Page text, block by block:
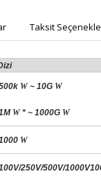
Taksit
W~ 10G W
W* ~ 1000G W
W
250V/500V/